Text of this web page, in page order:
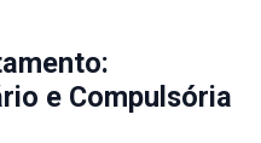
e Compulsória